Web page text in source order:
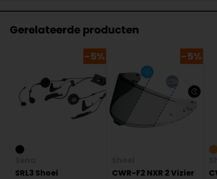
Gerelateerde producten
-5%
SRL3 Shoei
-5%
CWR-F2 NXR 2 Vizier